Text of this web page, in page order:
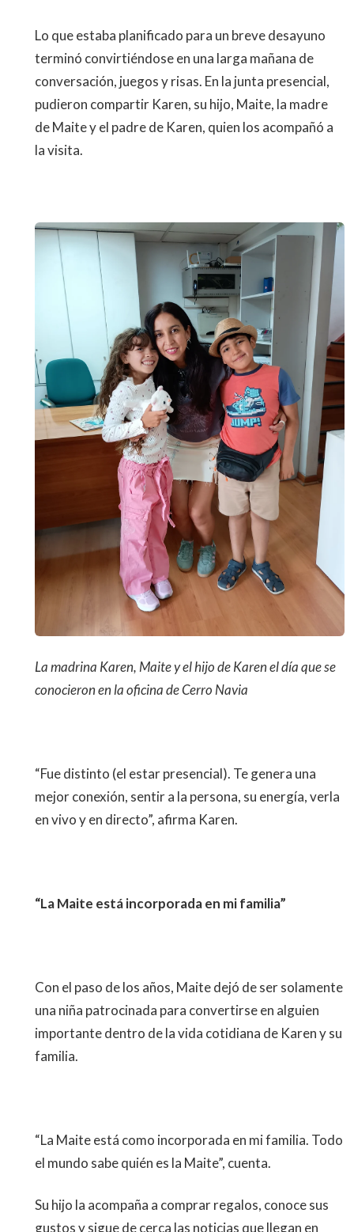
Lo que estaba planificado para un breve desayuno
terminó convirtiéndose en una larga mañana de
conversación, juegos y risas. En la junta presencial,
pudieron compartir Karen, su hijo, Maite, la madre
de Maite y el padre de Karen, quien los acompañó a
la visita.
La madrina Karen, Maite y el hijo de Karen el día que se
conocieron en la oficina de Cerro Navia
“Fue distinto (el estar presencial). Te genera una
mejor conexión, sentir a la persona, su energía, verla
en vivo y en directo”, afirma Karen.
“La Maite está incorporada en mi familia”
Con el paso de los años, Maite dejó de ser solamente
una niña patrocinada para convertirse en alguien
importante dentro de la vida cotidiana de Karen y su
familia.
“La Maite está como incorporada en mi familia. Todo
el mundo sabe quién es la Maite”, cuenta.
Su hijo la acompaña a comprar regalos, conoce sus
gustos y sigue de cerca las noticias que llegan en